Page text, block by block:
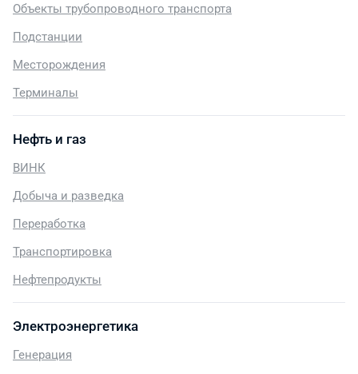
Объекты трубопроводного транспорта
Подстанции
Месторождения
Терминалы
Нефть и газ
ВИНК
Добыча и разведка
Переработка
Транспортировка
Нефтепродукты
Электроэнергетика
Генерация